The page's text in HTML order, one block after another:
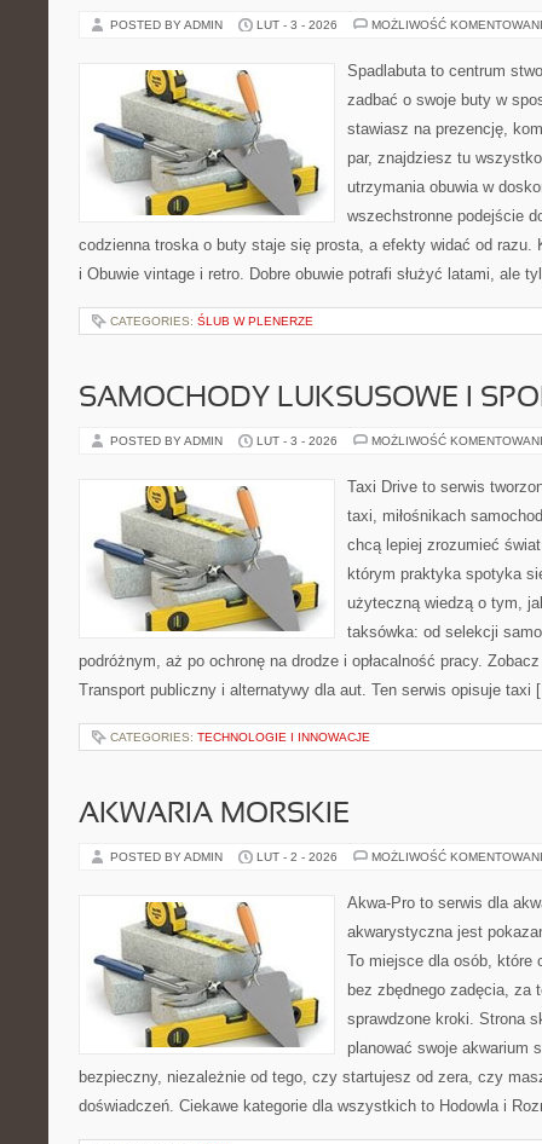
POSTED BY ADMIN LUT - 3 - 2026 MOŻLIWOŚĆ
Spadlabuta to centrum
zadbać o swoje buty w
stawiasz na prezencję,
par, znajdziesz tu
utrzymania obuwia w
wszechstronne podejście
codzienna troska o buty staje się prosta, a efekty widać od razu.
i Obuwie vintage i retro. Dobre obuwie potrafi służyć latami, ale
CATEGORIES: ŚLUB W PLENERZE
SAMOCHODY LUKSUSOWE I
POSTED BY ADMIN LUT - 3 - 2026 MOŻLIWOŚĆ
Taxi Drive to serwis
taxi, miłośnikach
chcą lepiej zrozumieć
którym praktyka spotyka
użyteczną wiedzą o tym,
taksówka: od selekcji
podróżnym, aż po ochronę na drodze i opłacalność pracy.
Transport publiczny i alternatywy dla aut. Ten serwis opisuje taxi
CATEGORIES: TECHNOLOGIE I INNOWACJE
AKWARIA MORSKIE
POSTED BY ADMIN LUT - 2 - 2026 MOŻLIWOŚĆ
Akwa-Pro to serwis dla
akwarystyczna jest
To miejsce dla osób, które
bez zbędnego zadęcia, za
sprawdzone kroki. Strona
planować swoje akwarium
bezpieczny, niezależnie od tego, czy startujesz od zera, czy
doświadczeń. Ciekawe kategorie dla wszystkich to Hodowla i